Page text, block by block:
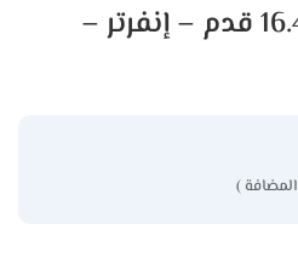
ثلاجة بيسك بابين 16.4 قدم – إنفرتر –
)